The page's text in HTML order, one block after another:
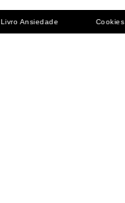
Livro Ansiedade Cookies